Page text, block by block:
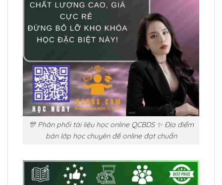
🎊 Phân phối tài liệu học online QCBDS ✨ Địa điểm
bán lớp học chuyên đề online đạt chuẩn